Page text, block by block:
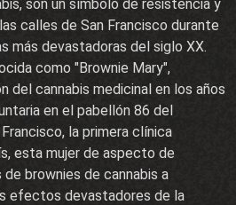
son un símbolo de resistencia y
calles de San Francisco durante
más devastadoras del siglo XX.
como "Brownie Mary",
del cannabis medicinal en los años
en el pabellón 86 del
la primera clínica
esta mujer de aspecto de
brownies de cannabis a
efectos devastadores de la